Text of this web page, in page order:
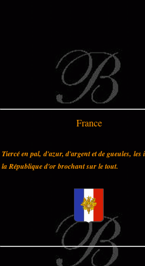
France
Tiercé en pal, d'azur, d'argent et de gueules, les
la République d'or brochant sur le tout.